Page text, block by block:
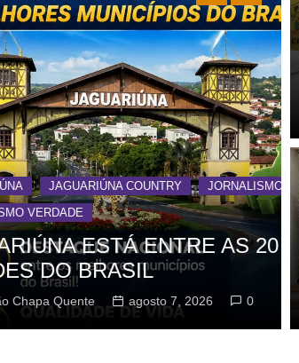
PRETO
JORNALISMO INDEPENDENTE
20 MELHORES
0